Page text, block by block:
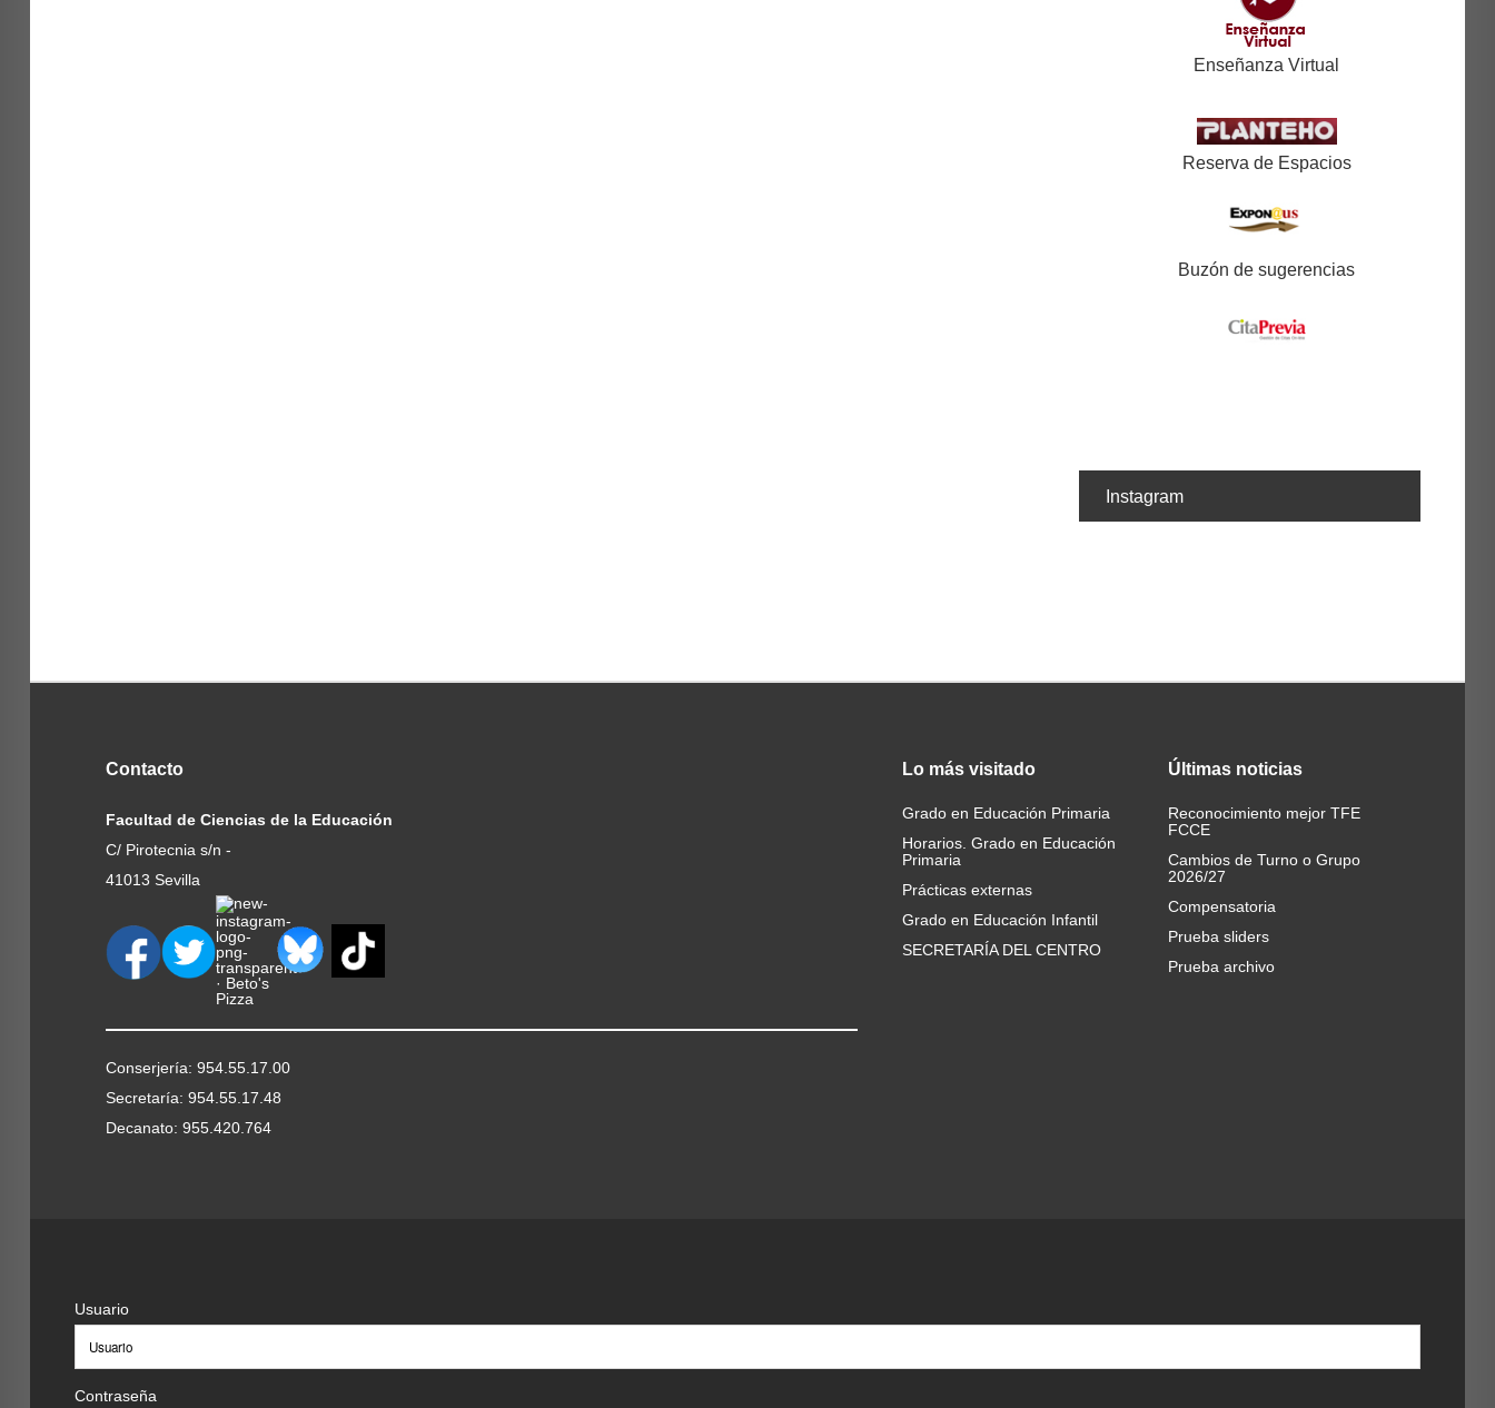
Enseñanza Virtual
Reserva de Espacios
Buzón de sugerencias
Instagram
Contacto
Facultad de Ciencias de la Educación
C/ Pirotecnia s/n -
41013 Sevilla
Conserjería: 954.55.17.00
Secretaría: 954.55.17.48
Decanato: 955.420.764
Lo más visitado
Grado en Educación Primaria
Horarios. Grado en Educación
Primaria
Prácticas externas
Grado en Educación Infantil
SECRETARÍA DEL CENTRO
Últimas noticias
Reconocimiento mejor TFE
FCCE
Cambios de Turno o Grupo
2026/27
Compensatoria
Prueba sliders
Prueba archivo
Usuario
Contraseña